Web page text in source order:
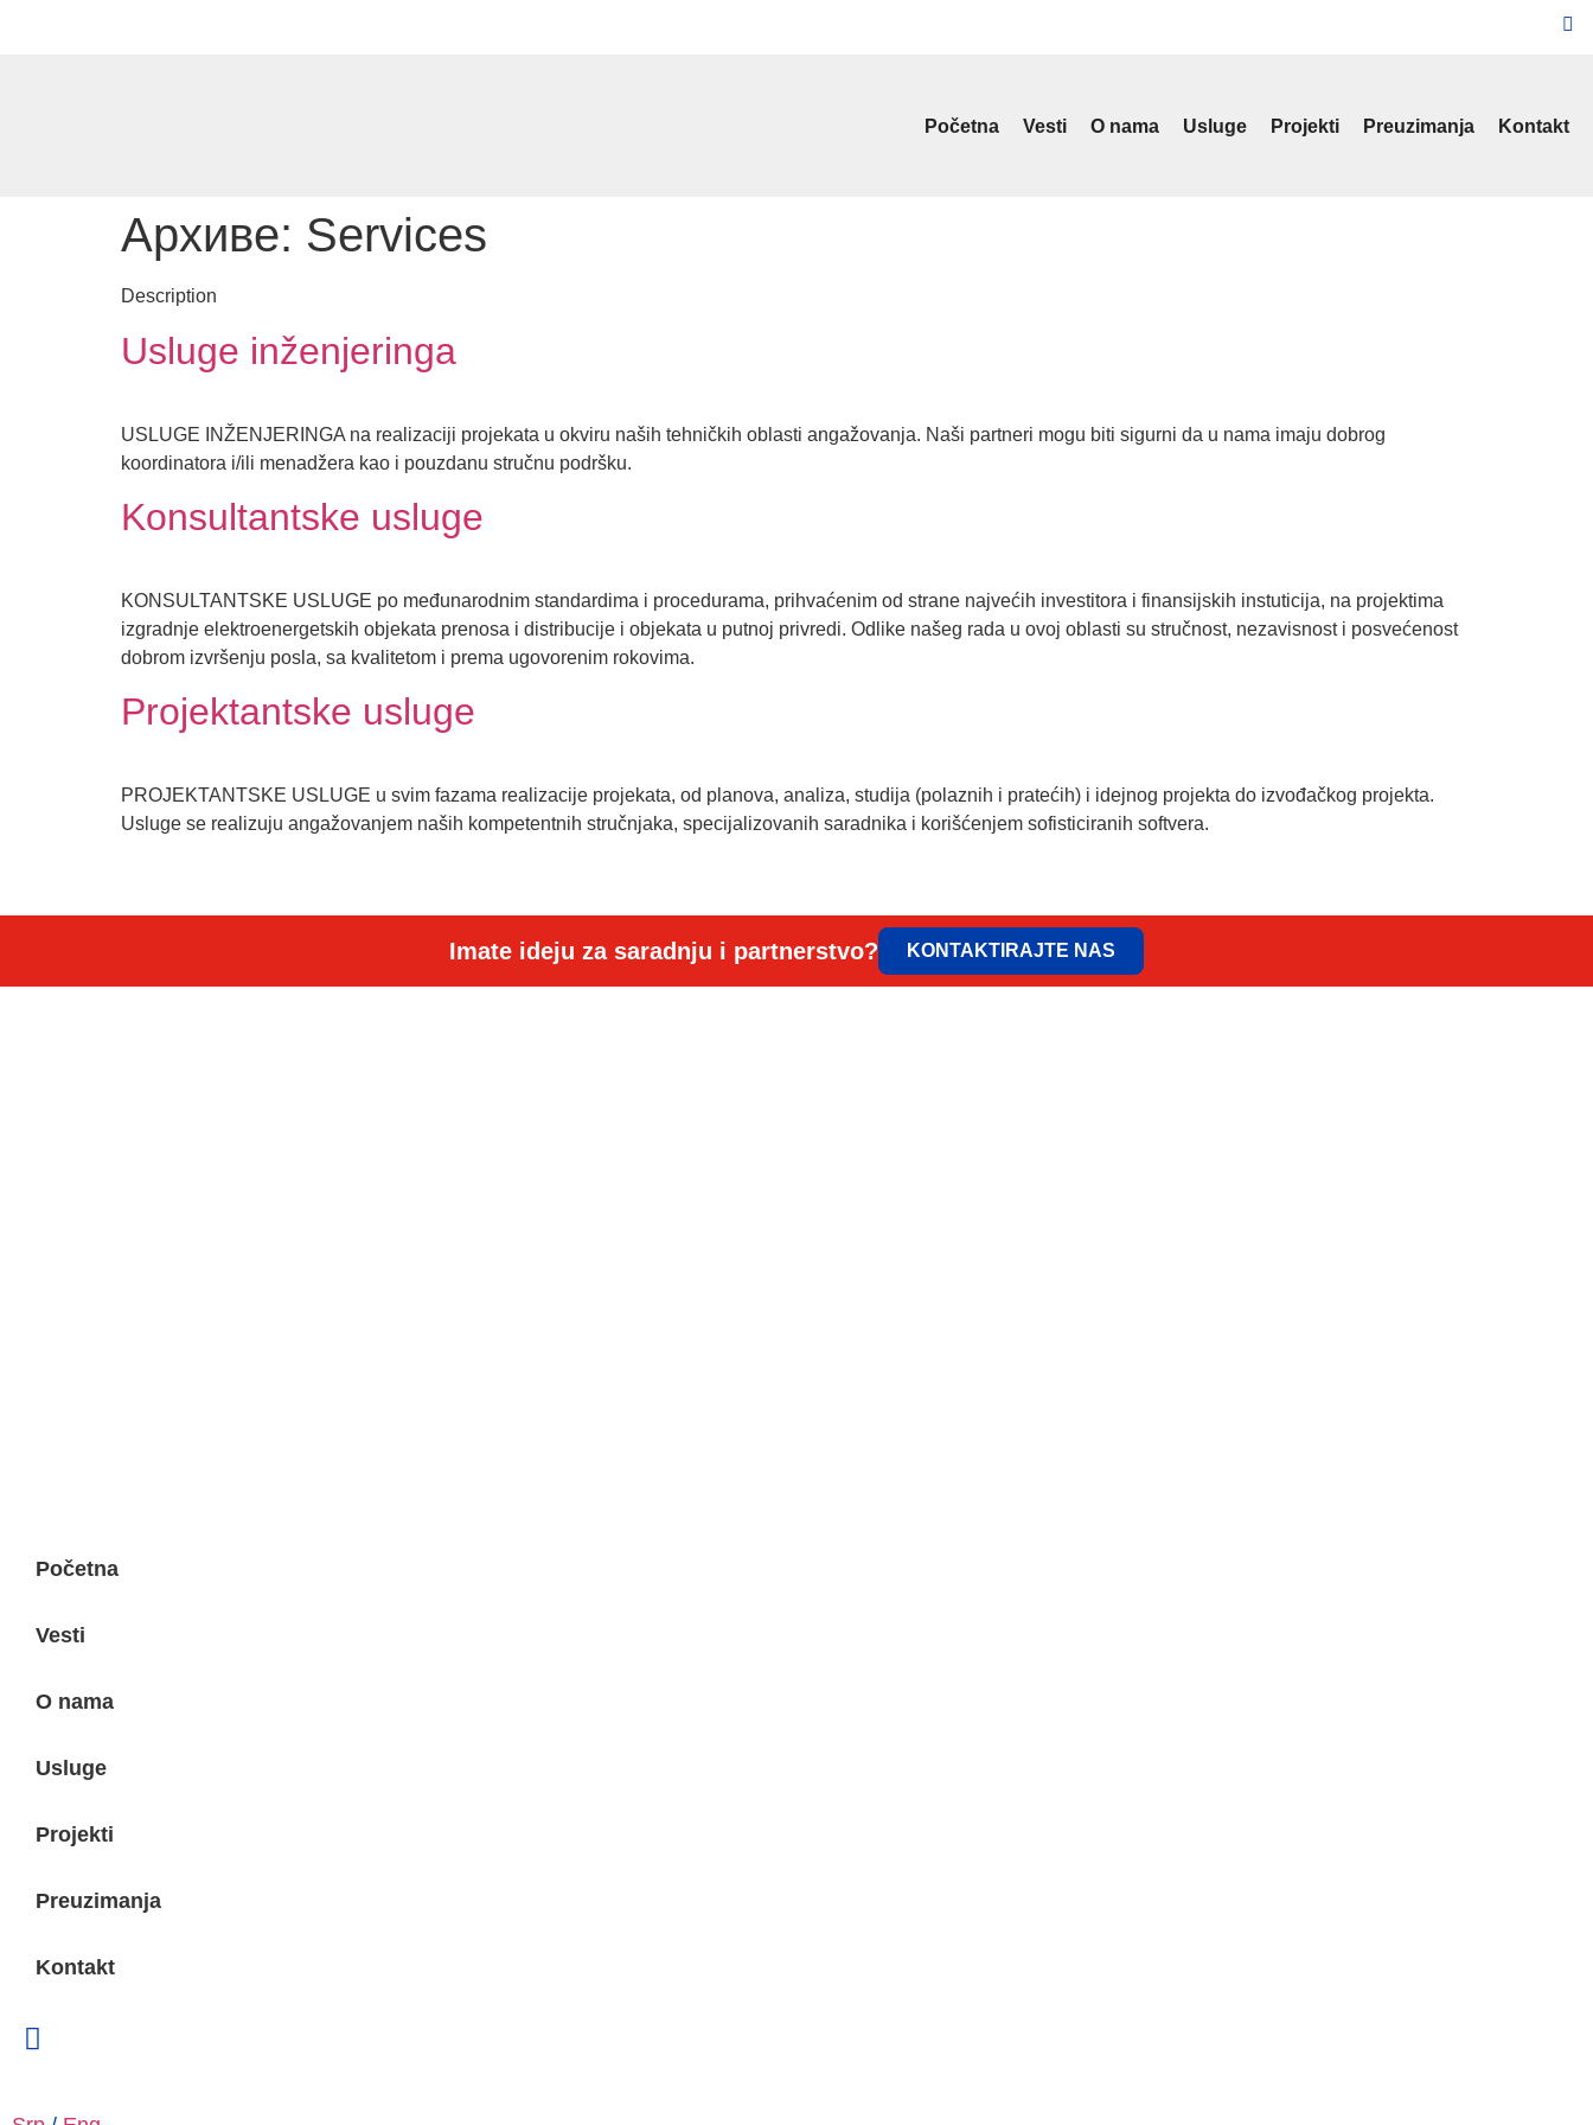
Početna Vesti O nama Usluge Projekti Preuzimanja Kontakt
Архиве: Services
Description
Usluge inženjeringa
USLUGE INŽENJERINGA na realizaciji projekata u okviru naših tehničkih oblasti angažovanja. Naši partneri mogu biti sigurni da u nama imaju dobrog
koordinatora i/ili menadžera kao i pouzdanu stručnu podršku.
Konsultantske usluge
KONSULTANTSKE USLUGE po međunarodnim standardima i procedurama, prihvaćenim od strane najvećih investitora i finansijskih instuticija, na projektima
izgradnje elektroenergetskih objekata prenosa i distribucije i objekata u putnoj privredi. Odlike našeg rada u ovoj oblasti su stručnost, nezavisnost i posvećenost
dobrom izvršenju posla, sa kvalitetom i prema ugovorenim rokovima.
Projektantske usluge
PROJEKTANTSKE USLUGE u svim fazama realizacije projekata, od planova, analiza, studija (polaznih i pratećih) i idejnog projekta do izvođačkog projekta.
Usluge se realizuju angažovanjem naših kompetentnih stručnjaka, specijalizovanih saradnika i korišćenjem sofisticiranih softvera.
Imate ideju za saradnju i partnerstvo? KONTAKTIRAJTE NAS
Početna
Vesti
O nama
Usluge
Projekti
Preuzimanja
Kontakt